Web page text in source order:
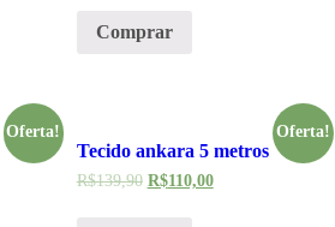
Comprar
Oferta! Oferta!
Tecido ankara 5 metros
R$139,90 R$110,00